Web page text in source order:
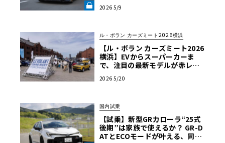
B》
2026 5/9
ル・ボラン カーズミート2026横浜
【ル・ボラン カーズミート2026
横浜】EVからスーパーカーま
で、注目の最新モデルが赤レン
2026 5/20
国内試乗
【試乗】新型GRカローラ“25式
後期”は家族で使えるか？ GR-D
ATとECOモードが叶える、同乗